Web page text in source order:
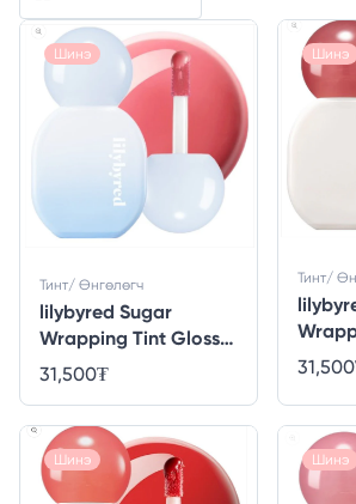
Шинэ
lilybyred Sugar
Wrapping Tint Gloss
08 #Cupid Jelly
[Angel Core Edition]
Тинт/ Өнгөлөгч
31,500₮
Шинэ
06
Black
Тинт/
31,500
Шинэ Шинэ